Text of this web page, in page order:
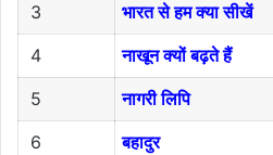
3 भारत से हम क्या सीखें
4 नाखून क्यों बढ़ते हैं
5 नागरी लिपि
6 बहादुर